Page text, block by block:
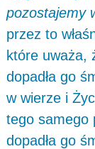
pozostajemy
przez to
które uważa,
dopadła go
w wierze i
tego samego
dopadła go